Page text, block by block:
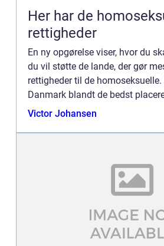
Her har de
rettigheder
En ny opgørelse viser, hvor du
du vil støtte de lande, der gør
rettigheder til de homoseksuelle.
Danmark blandt de bedst
ud i Europa, kan du jo t...
Victor Johansen